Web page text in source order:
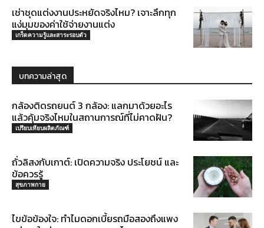
เช่าชุดแต่งงานประหยัดจริงไหม? เจาะลึกทุก
แง่มุมของค่าใช้จ่ายงานแต่ง
เกร็ดความรู้และสาระรอบตัว
บทความล่าสุด
กล้องติดรถยนต์ 3 กล้อง: แลกมาด้วยอะไร
แล้วคุ้มจริงไหมในสถานการณ์ที่ไม่คาดฝัน?
เปรียบเทียบผลิตภัณฑ์
ถั่วลิสงกับเกาต์: เปิดความจริง ประโยชน์ และ
ข้อควรรู้
สุขภาพกาย
ไขข้อข้องใจ: ทำไมดอกเบี้ยรถมือสองถึงแพง